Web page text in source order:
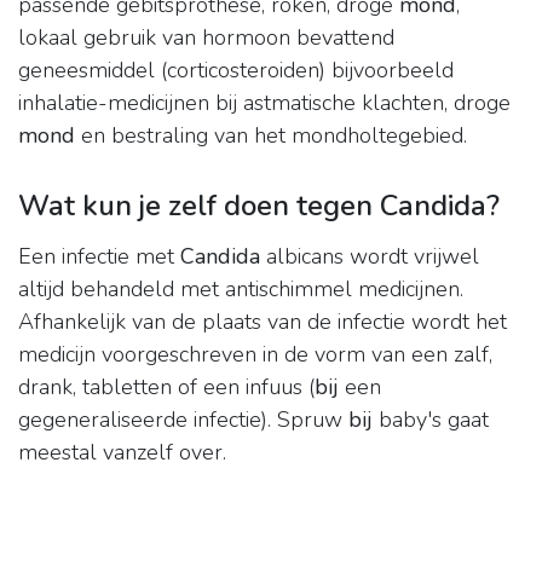
lokaal gebruik van hormoon bevattend
geneesmiddel (corticosteroiden) bijvoorbeeld
inhalatie-medicijnen bij astmatische klachten, droge
mond en bestraling van het mondholtegebied.
Wat kun je zelf doen tegen Candida?
Een infectie metCandida albicans wordt vrijwel
altijd behandeld met antischimmel medicijnen.
Afhankelijk van de plaats van de infectie wordt het
medicijn voorgeschreven in de vorm van een zalf,
drank, tabletten of een infuus (bij een
gegeneraliseerde infectie). Spruw bij baby's gaat
meestal vanzelf over.